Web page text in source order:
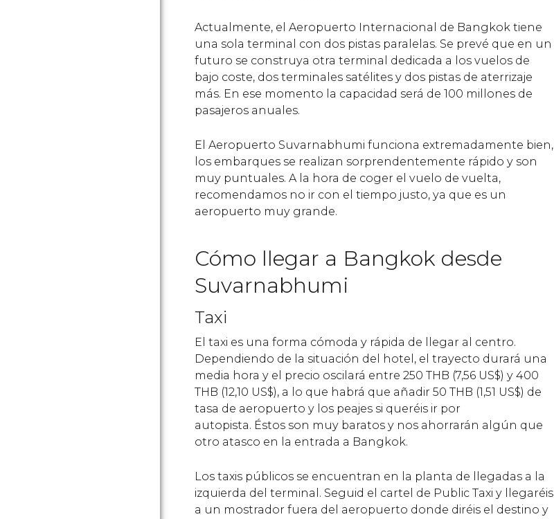
Actualmente, el Aeropuerto Internacional de Bangkok tiene
una sola terminal con dos pistas paralelas. Se prevé que en un
futuro se construya otra terminal dedicada a los vuelos de
bajo coste, dos terminales satélites y dos pistas de aterrizaje
más. En ese momento la capacidad será de 100 millones de
pasajeros anuales.
El Aeropuerto Suvarnabhumi funciona extremadamente bien,
los embarques se realizan sorprendentemente rápido y son
muy puntuales. A la hora de coger el vuelo de vuelta,
recomendamos no ir con el tiempo justo, ya que es un
aeropuerto muy grande.
Cómo llegar a Bangkok desde
Suvarnabhumi
Taxi
El taxi es una forma cómoda y rápida de llegar al centro.
Dependiendo de la situación del hotel, el trayecto durará una
media hora y el precio oscilará entre 250 THB (7,56 US$) y 400
THB (12,10 US$), a lo que habrá que añadir 50 THB (1,51 US$) de
tasa de aeropuerto y los peajes si queréis ir por
autopista. Éstos son muy baratos y nos ahorrarán algún que
otro atasco en la entrada a Bangkok.
Los taxis públicos se encuentran en la planta de llegadas a la
izquierda del terminal. Seguid el cartel de Public Taxi y llegaréis
a un mostrador fuera del aeropuerto donde diréis el destino y